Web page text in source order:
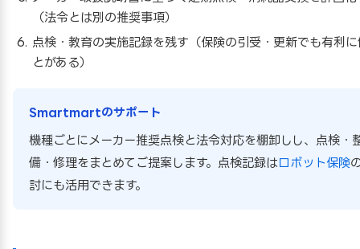
（法令とは別の推奨事項）
点検・教育の実施記録を残す（保険の引受・更新でも有利
とがある）
Smartmartのサポート
機種ごとにメーカー推奨点検と法令対応を棚卸しし、点検・
備・修理をまとめてご提案します。点検記録はロボット保険
討にも活用できます。